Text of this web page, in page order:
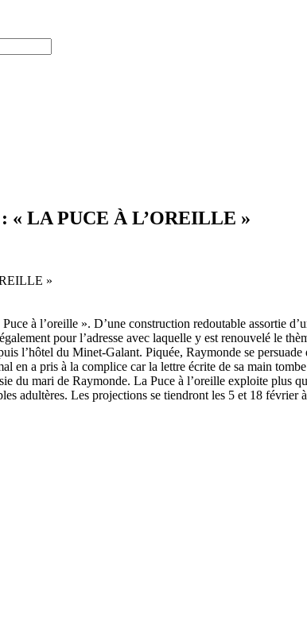
« LA PUCE À L’OREILLE »
à l’oreille ». D’une construction redoutable assortie
pour l’adresse avec laquelle y est renouvelé le
l’hôtel du Minet-Galant. Piquée, Raymonde se
en a pris à la complice car la lettre écrite de sa main
du mari de Raymonde. La Puce à l’oreille exploite plus
adultères. Les projections se tiendront les 5 et 18